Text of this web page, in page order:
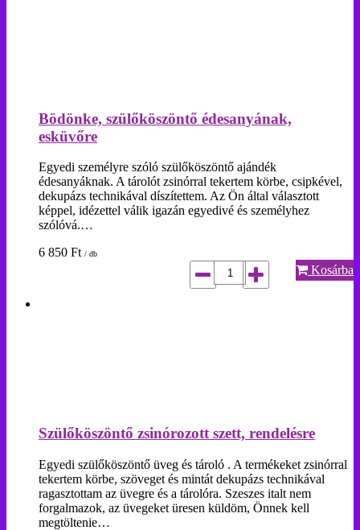
Bödönke, szülőköszöntő édesanyának,
esküvőre
Egyedi személyre szóló szülőköszöntő ajándék
édesanyáknak. A tárolót zsinórral tekertem körbe, csipkével,
dekupázs technikával díszítettem. Az Ön által választott
képpel, idézettel válik igazán egyedivé és személyhez
szólóvá.…
6 850 Ft / db
Kosárba
Szülőköszöntő zsinórozott szett, rendelésre
Egyedi szülőköszöntő üveg és tároló . A termékeket zsinórral
tekertem körbe, szöveget és mintát dekupázs technikával
ragasztottam az üvegre és a tárolóra. Szeszes italt nem
forgalmazok, az üvegeket üresen küldöm, Önnek kell
megtöltenie…